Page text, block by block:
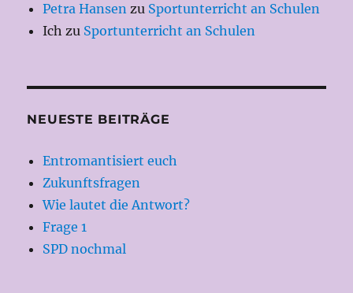
Petra Hansen zu Sportunterricht an Schulen
Ich zu Sportunterricht an Schulen
NEUESTE BEITRÄGE
Entromantisiert euch
Zukunftsfragen
Wie lautet die Antwort?
Frage 1
SPD nochmal